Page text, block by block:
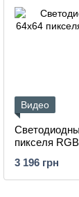
Видео
пикселя
3 196 грн